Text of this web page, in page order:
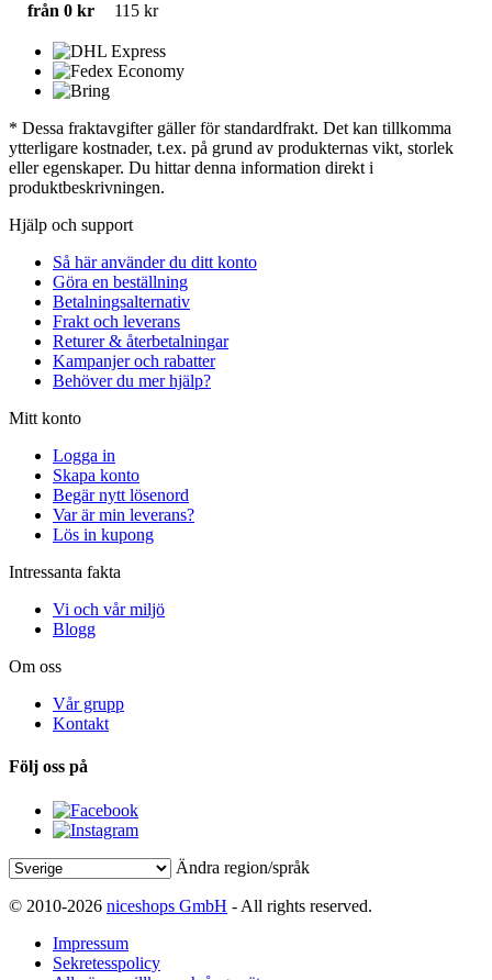
från 0 kr
115 kr
* Dessa fraktavgifter gäller för standardfrakt. Det kan tillkomma
ytterligare kostnader, t.ex. på grund av produkternas vikt, storlek
eller egenskaper. Du hittar denna information direkt i
produktbeskrivningen.
Hjälp och support
Så här använder du ditt konto
Göra en beställning
Betalningsalternativ
Frakt och leverans
Returer & återbetalningar
Kampanjer och rabatter
Behöver du mer hjälp?
Mitt konto
Logga in
Skapa konto
Begär nytt lösenord
Var är min leverans?
Lös in kupong
Intressanta fakta
Vi och vår miljö
Blogg
Om oss
Vår grupp
Kontakt
Följ oss på
Ändra region/språk
© 2010-2026 niceshops GmbH - All rights reserved.
Impressum
Sekretesspolicy